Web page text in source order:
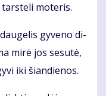
tars­te­li mo­te­ris.
gy­ve­no di­
mi­rė jos se­su­tė,
iki šian­die­nos.